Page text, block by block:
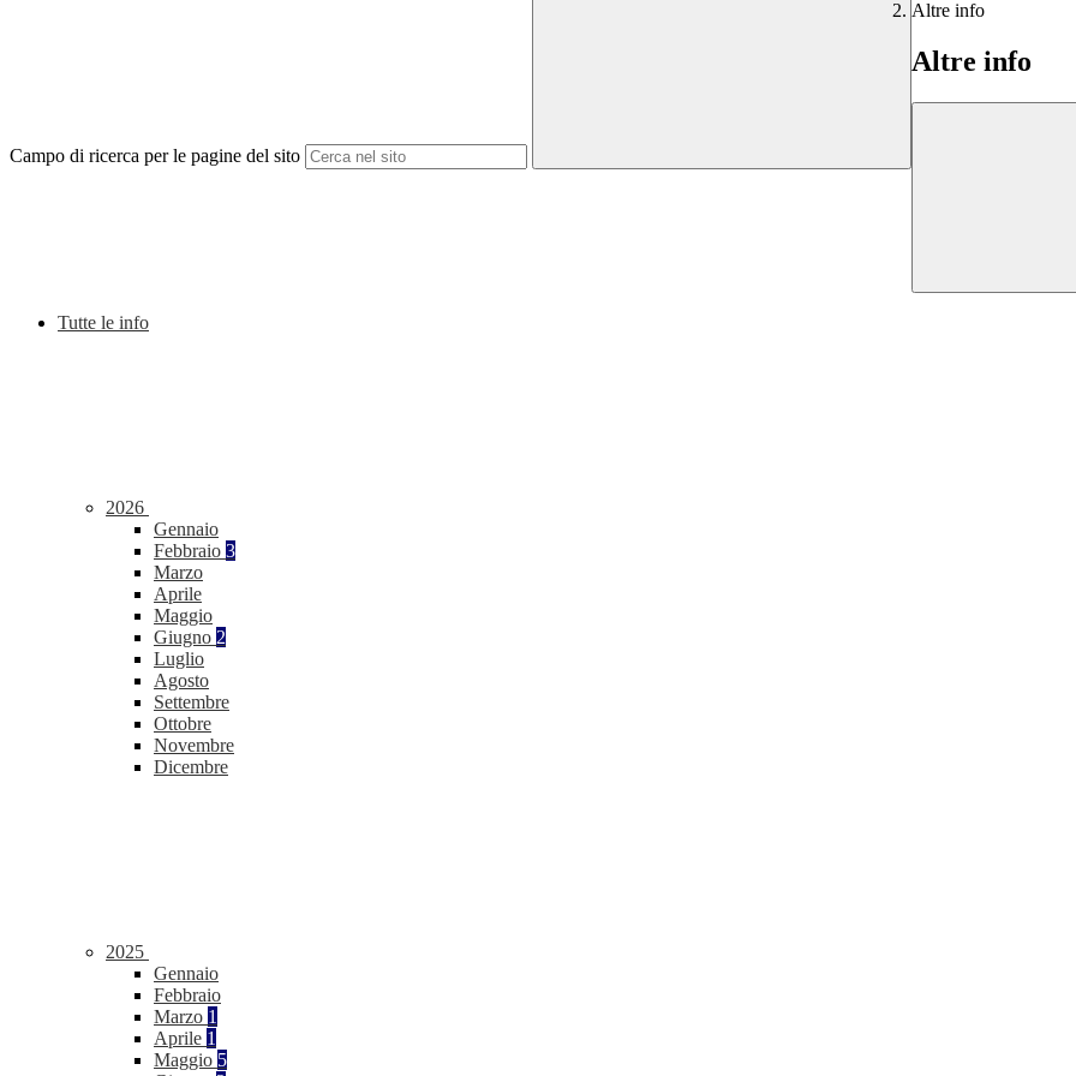
Campo di ricerca per le pagine del sito
Altre info
Altre info
Tutte le info
2026
Gennaio
Febbraio 3
Marzo
Aprile
Maggio
Giugno 2
Luglio
Agosto
Settembre
Ottobre
Novembre
Dicembre
2025
Gennaio
Febbraio
Marzo 1
Aprile 1
Maggio 5